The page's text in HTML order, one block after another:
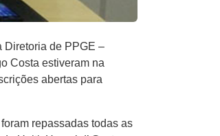
Diretoria de PPGE –
Costa estiveram na
abertas para
repassadas todas as